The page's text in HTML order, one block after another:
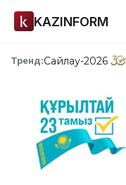
KAZINFORM
Тренд:Сайлау-2026